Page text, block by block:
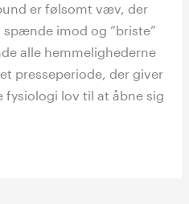
er følsomt væv, der
imod og “briste”
alle hemmelighederne
presseperiode, der giver
fysiologi lov til at åbne sig